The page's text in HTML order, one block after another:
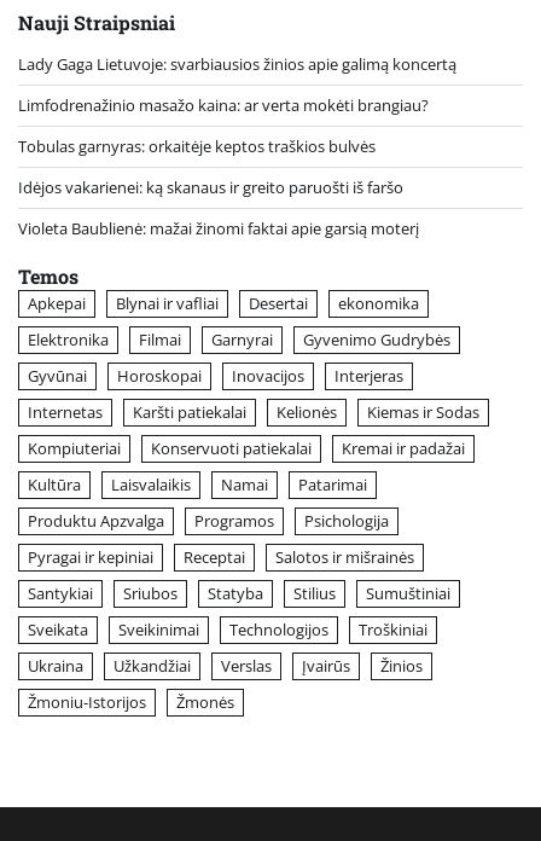
Nauji Straipsniai
Lady Gaga Lietuvoje: svarbiausios žinios apie galimą koncertą
Limfodrenažinio masažo kaina: ar verta mokėti brangiau?
Tobulas garnyras: orkaitėje keptos traškios bulvės
Idėjos vakarienei: ką skanaus ir greito paruošti iš faršo
Violeta Baublienė: mažai žinomi faktai apie garsią moterį
Temos
Apkepai Blynai ir vafliai Desertai
ekonomika
Elektronika
Filmai Garnyrai
Gyvenimo Gudrybės
Gyvūnai
Horoskopai Inovacijos
Interjeras
Internetas
Karšti patiekalai Kelionės
Kiemas ir Sodas
Kompiuteriai
Konservuoti patiekalai
Kremai ir padažai
Kultūra
Laisvalaikis Namai
Patarimai
Produktu Apzvalga
Programos
Psichologija
Pyragai ir kepiniai
Receptai
Salotos ir mišrainės
Santykiai
Sriubos Statyba Stilius
Sumuštiniai
Sveikata
Sveikinimai Technologijos
Troškiniai
Ukraina
Užkandžiai Verslas Įvairūs
Žinios
Žmoniu-Istorijos
Žmonės